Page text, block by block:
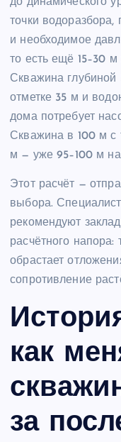
точки водоразбора,
и необходимое
то есть ещё 15–30 м
Скважина
отметке 35 м и
дома потребует
Скважина в 100 м с
м — уже 95–100 м
Этот расчёт —
выбора.
рекомендуют
расчётного
обрастает
сопротивление
как
за